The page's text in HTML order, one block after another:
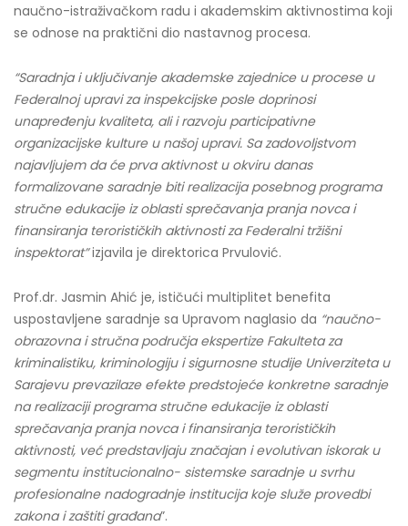
naučno-istraživačkom radu i akademskim aktivnostima koji
se odnose na praktični dio nastavnog procesa.
“Saradnja i uključivanje akademske zajednice u procese u
Federalnoj upravi za inspekcijske posle doprinosi
unapređenju kvaliteta, ali i razvoju participativne
organizacijske kulture u našoj upravi. Sa zadovoljstvom
najavljujem da će prva aktivnost u okviru danas
formalizovane saradnje biti realizacija posebnog programa
stručne edukacije iz oblasti sprečavanja pranja novca i
finansiranja terorističkih aktivnosti za Federalni tržišni
inspektorat”izjavila je direktorica Prvulović.
Prof.dr. Jasmin Ahić je, ističući multiplitet benefita
uspostavljene saradnje sa Upravom naglasio da “naučno-
obrazovna i stručna područja ekspertize Fakulteta za
kriminalistiku, kriminologiju i sigurnosne studije Univerziteta u
Sarajevuprevazilaze efekte predstojeće konkretne saradnje
na realizaciji programa stručne edukacije iz oblasti
sprečavanja pranja novca i finansiranja terorističkih
aktivnosti, već predstavljaju značajan i evolutivan iskorak u
segmentu institucionalno- sistemske saradnje u svrhu
profesionalne nadogradnje institucija koje služe provedbi
zakona i zaštiti građana”.